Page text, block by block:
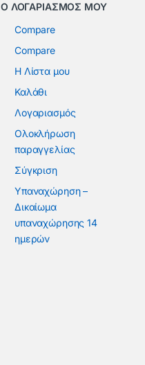
Ο ΛΟΓΑΡΙΑΣΜΟΣ ΜΟΥ
Compare
Compare
Η Λίστα μου
Καλάθι
Λογαριασμός
Ολοκλήρωση
παραγγελίας
Σύγκριση
Υπαναχώρηση –
Δικαίωμα
υπαναχώρησης 14
ημερών